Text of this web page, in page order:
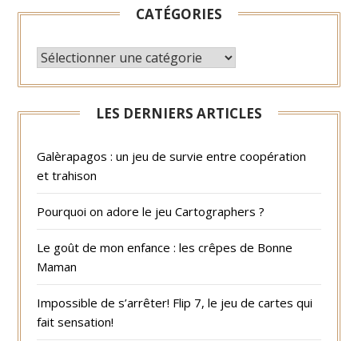
CATÉGORIES
CATÉGORIES
LES DERNIERS ARTICLES
Galèrapagos : un jeu de survie entre coopération
et trahison
Pourquoi on adore le jeu Cartographers ?
Le goût de mon enfance : les crêpes de Bonne
Maman
Impossible de s’arrêter! Flip 7, le jeu de cartes qui
fait sensation!